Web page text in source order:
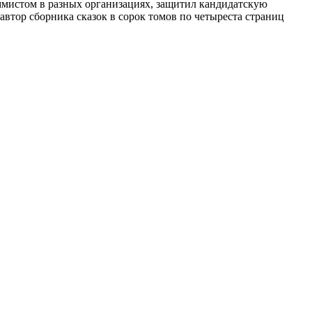
в разных организациях, защитил кандидатскую
сборника сказок в сорок томов по четыреста страниц